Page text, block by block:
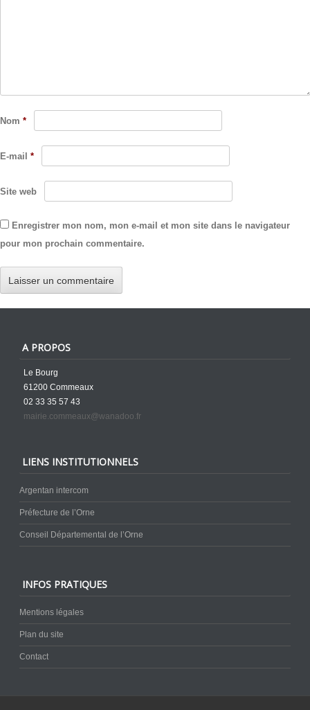
Nom *
E-mail *
Site web
Enregistrer mon nom, mon e-mail et mon site dans le navigateur
pour mon prochain commentaire.
A PROPOS
Le Bourg
61200 Commeaux
02 33 35 57 43
mairie.commeaux@wanadoo.fr
LIENS INSTITUTIONNELS
Argentan intercom
Préfecture de l’Orne
Conseil Départemental de l’Orne
INFOS PRATIQUES
Mentions légales
Plan du site
Contact